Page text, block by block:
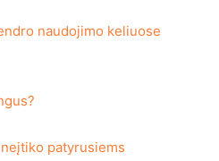
naudojimo keliuose
patyrusiems